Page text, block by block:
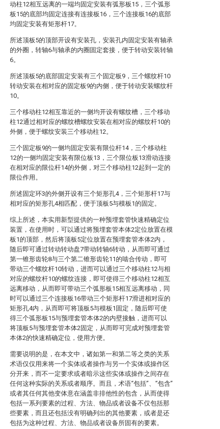
动柱12相互远离的一端均固定安装有弧形板15，三个弧形
板15的底部均固定连接有连接板16，三个连接板16的底部
均固定安装有矩形杆17。
所述顶板5的顶部开设有安装孔，安装孔内固定安装有轴承
的外圈，转轴6与轴承的内圈固定套接，便于转动安装转轴
6。
所述顶板5的底部固定安装有三个固定板9，三个螺纹杆10
转动安装在相对应的固定板9的内侧，便于转动安装螺纹杆
10。
三个移动柱12相互靠近的一侧均开设有螺纹槽，三个移动
柱12通过相对应的螺纹槽螺纹安装在相对应的螺纹杆10的
外侧，便于螺纹安装三个移动柱12。
三个固定板9的一侧均固定安装有限位杆14，三个移动柱
12的一侧均固定安装有限位板13，三个限位板13滑动连接
在相对应的限位杆14的外侧，对三个移动柱12起到一定的
限位作用。
所述固定环3的外侧开设有三个矩形孔4，三个矩形杆17与
相对应的矩形孔4相匹配，便于顶板5与模板1的固定。
综上所述，本实用新型提供的一种预埋套管快速精确定位
装置，在使用时，可以通过将预埋套管本体2定位放置在模
板1的顶部，然后将顶板5定位放置在预埋套管本体2内，
随后即可通过转动转动盘7带动转轴6转动，从而即可通过
第一锥形齿轮8与三个第二锥形齿轮11的啮合传动，即可
带动三个螺纹杆10转动，进而可以通过三个移动柱12与相
对应的螺纹杆10的螺纹连接，即可使得三个移动柱12相互
远离移动，从而即可带动三个弧形板15相互远离移动，同
时可以通过三个连接板16带动三个矩形杆17滑进相对应的
矩形孔4内，从而即可将顶板5与模板1固定，随后即可使
得三个弧形板15与预埋套管本体2的内壁接触，进而可以
将顶板5与预埋套管本体2固定，从而即可完成对预埋套管
本体2的快速精确定位，使用方便。
需要说明的是，在本文中，诸如第一和第二等之类的关系
术语仅仅用来将一个实体或者操作与另一个实体或操作区
分开来，而不一定要求或者暗示这些实体或操作之间存在
任何这种实际的关系或者顺序。而且，术语“包括”、“包含”
或者其任何其他变体意在涵盖非排他性的包含，从而使得
包括一系列要素的过程、方法、物品或者设备不仅包括那
些要素，而且还包括没有明确列出的其他要素，或者是还
包括为这种过程、方法、物品或者设备所固有的要素。